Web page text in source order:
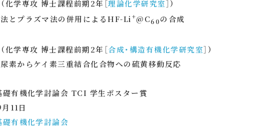
学専攻 博士課程前期2年［理論化学研究室］）
とプラズマ法の併用によるHF-Li +@C60の合成
学専攻 博士課程前期2年［合成・構造有機化学研究室］）
素からケイ素三重結合化合物への硫黄移動反応
化学討論会 TCI 学生ポスター賞
11日
有機化学討論会